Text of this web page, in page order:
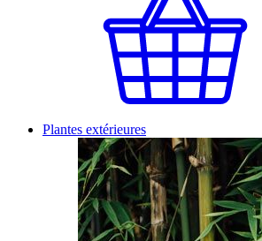
Plantes extérieures